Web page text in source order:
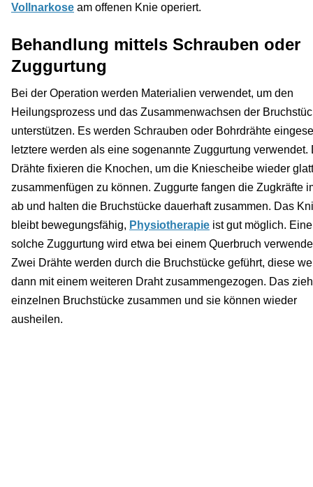
Vollnarkose am offenen Knie operiert.
Behandlung mittels Schrauben oder
Zuggurtung
Bei der Operation werden Materialien verwendet, um den
Heilungsprozess und das Zusammenwachsen der
unterstützen. Es werden Schrauben oder Bohrdrähte
letztere werden als eine sogenannte Zuggurtung verwendet.
Drähte fixieren die Knochen, um die Kniescheibe wieder glatt
zusammenfügen zu können. Zuggurte fangen die Zugkräfte
ab und halten die Bruchstücke dauerhaft zusammen. Das
bleibt bewegungsfähig, Physiotherapie ist gut möglich. Eine
solche Zuggurtung wird etwa bei einem Querbruch
Zwei Drähte werden durch die Bruchstücke geführt, diese
dann mit einem weiteren Draht zusammengezogen. Das
einzelnen Bruchstücke zusammen und sie können wieder
ausheilen.